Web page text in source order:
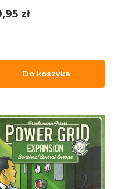
zł
Do koszyka